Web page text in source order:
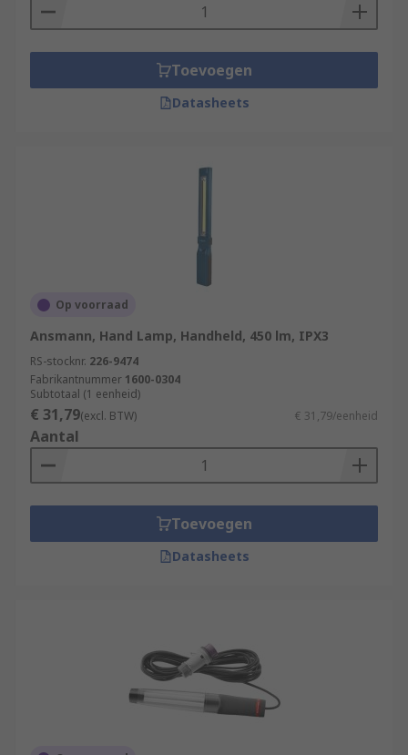
Toevoegen
Datasheets
Op voorraad
Ansmann, Hand Lamp, Handheld, 450 lm, IPX3
RS-stocknr. 226-9474
Fabrikantnummer 1600-0304
Subtotaal (1 eenheid)
€ 31,79(excl. BTW) € 31,79/eenheid
Aantal
Toevoegen
Datasheets